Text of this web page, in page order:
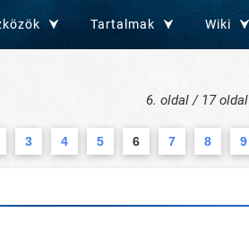
Tartalmak Wiki
6. oldal / 17 oldal
3 4 5 6 7 8 9